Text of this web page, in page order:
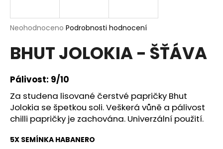
Průměrné
produktu
je
z
5
hvězdiček.
Neohodnoceno Podrobnosti hodnocení
BHUT JOLOKIA - ŠŤÁVA
Pálivost: 9/10
Za studena lisované čerstvé papričky Bhut
Jolokia se špetkou soli. Veškerá vůně a pálivost
chilli papričky je zachována. Univerzální použití.
5X SEMÍNKA HABANERO
j
t
?
HLEDAT